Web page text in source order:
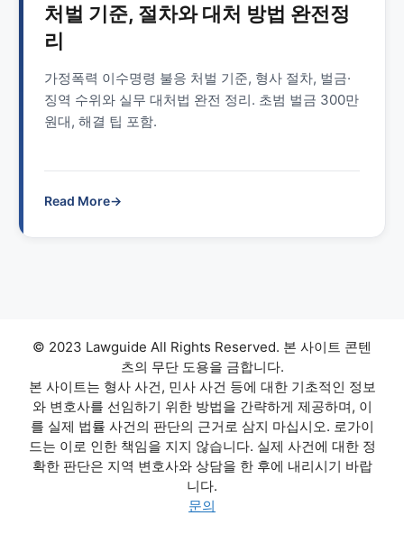
처벌 기준, 절차와 대처 방법 완전정
리
가정폭력 이수명령 불응 처벌 기준, 형사 절차, 벌금·
징역 수위와 실무 대처법 완전 정리. 초범 벌금 300만
원대, 해결 팁 포함.
Read More→
© 2023 Lawguide All Rights Reserved. 본 사이트 콘텐
츠의 무단 도용을 금합니다.
본 사이트는 형사 사건, 민사 사건 등에 대한 기초적인 정보
와 변호사를 선임하기 위한 방법을 간략하게 제공하며, 이
를 실제 법률 사건의 판단의 근거로 삼지 마십시오. 로가이
드는 이로 인한 책임을 지지 않습니다. 실제 사건에 대한 정
확한 판단은 지역 변호사와 상담을 한 후에 내리시기 바랍
니다.
문의